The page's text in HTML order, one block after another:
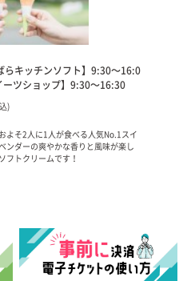
らキッチンソフト】9:30～16:0
ーツショップ】9:30～16:30
)
よそ2人に1人が食べる人気No.1スイ
ンダーの爽やかな香りと風味が楽し
フトクリームです！